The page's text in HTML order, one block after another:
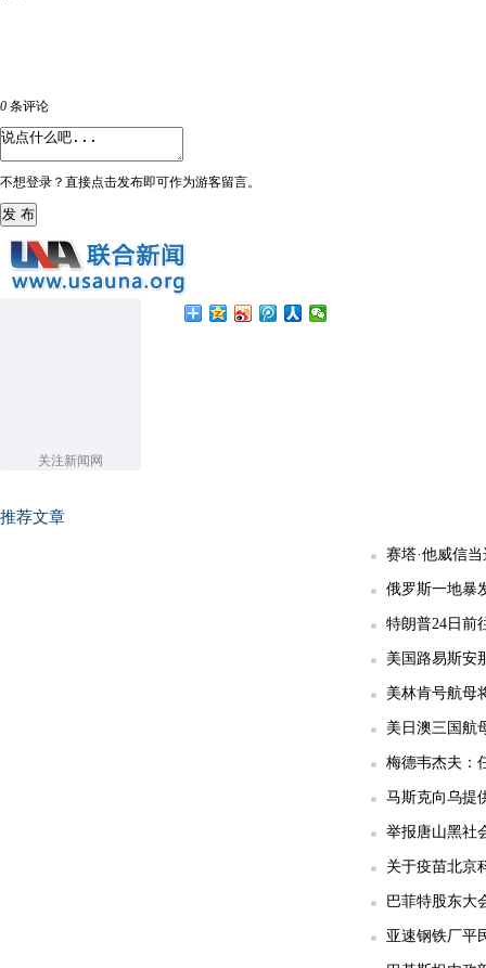
0 条评论
不想登录？直接点击发布即可作为游客留言。
发 布
关注新闻网
推荐文章
赛塔·他威信
俄罗斯一地暴
特朗普24日前
美国路易斯安
美林肯号航母
美日澳三国航
梅德韦杰夫：
马斯克向乌提
举报唐山黑社
关于疫苗北京
巴菲特股东大
亚速钢铁厂平